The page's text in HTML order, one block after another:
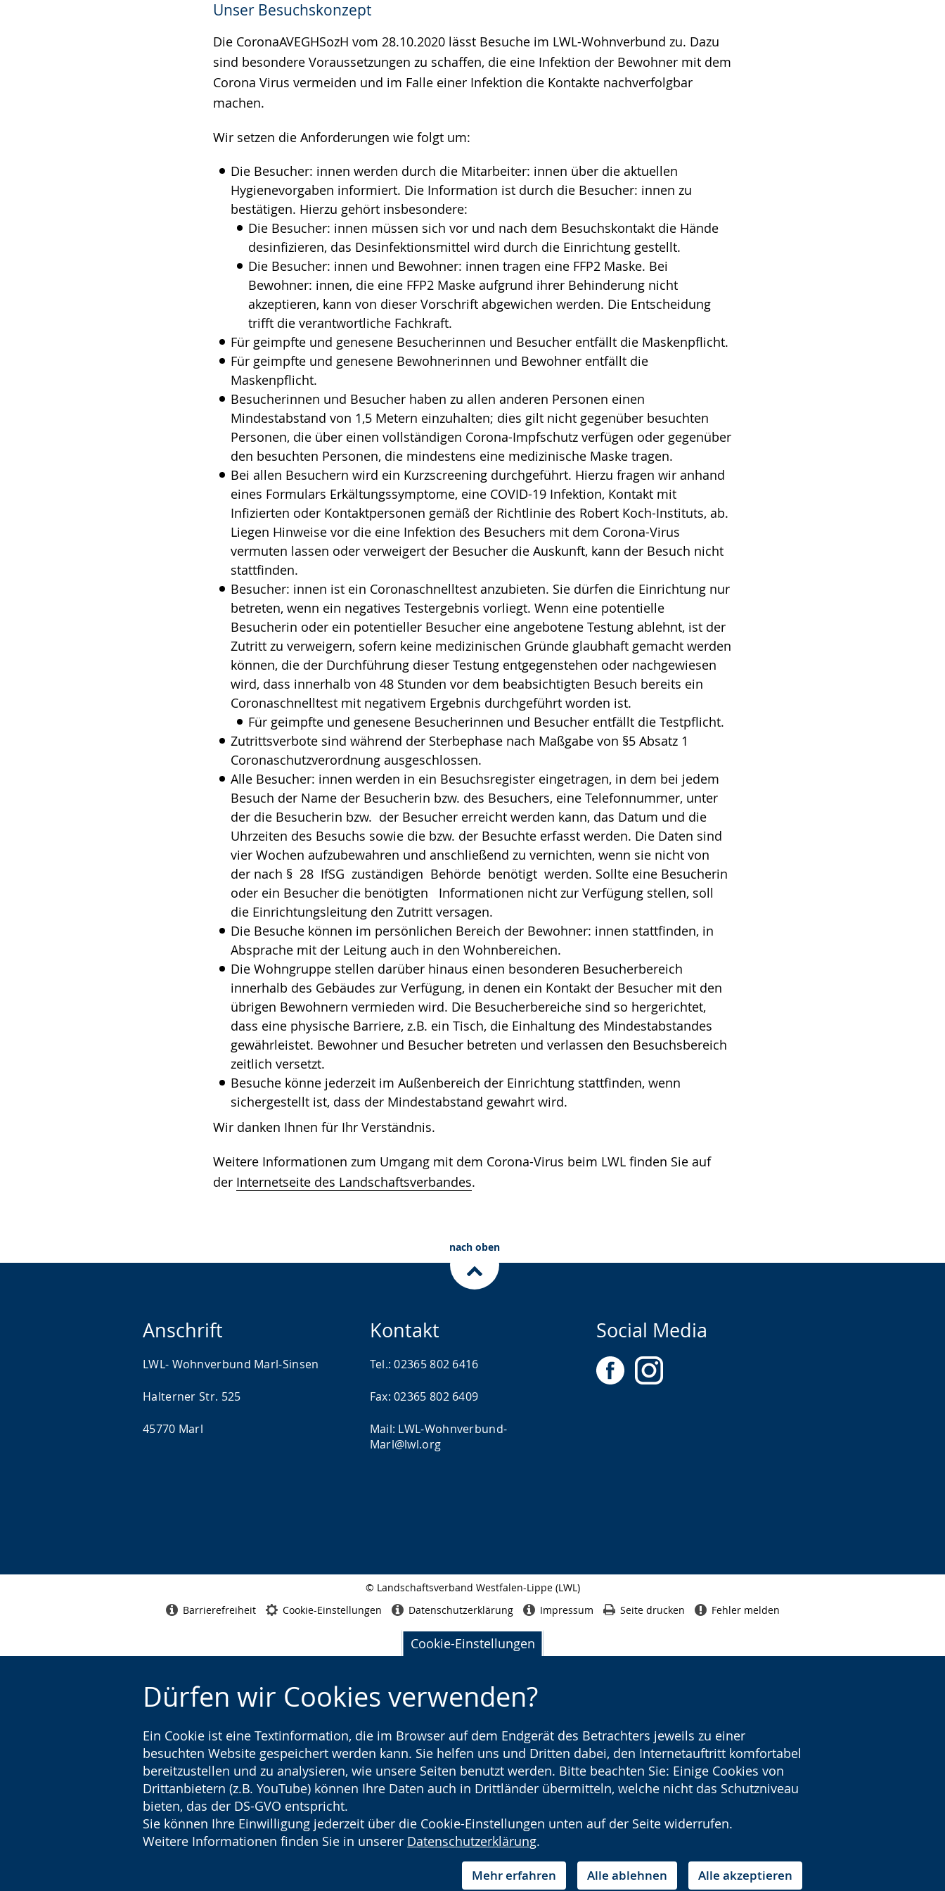
Cookie-Einstellungen
Dürfen wir Cookies verwenden?
Ein Cookie ist eine Textinformation, die im Browser auf dem Endgerät des Betrachters jeweils zu einer
besuchten Website gespeichert werden kann. Sie helfen uns und Dritten dabei, den Internetauftritt komfortabel
bereitzustellen und zu analysieren, wie unsere Seiten benutzt werden. Bitte beachten Sie: Einige Cookies von
Drittanbietern (z.B. YouTube) können Ihre Daten auch in Drittländer übermitteln, welche nicht das Schutzniveau
bieten, das der DS-GVO entspricht.
Sie können Ihre Einwilligung jederzeit über die Cookie-Einstellungen unten auf der Seite widerrufen.
Weitere Informationen finden Sie in unserer Datenschutzerklärung.
Alle akzeptieren
Alle ablehnen
Mehr erfahren
Unser Besuchskonzept
Die CoronaAVEGHSozH vom 28.10.2020 lässt Besuche im LWL-Wohnverbund zu. Dazu
sind besondere Voraussetzungen zu schaffen, die eine Infektion der Bewohner mit dem
Corona Virus vermeiden und im Falle einer Infektion die Kontakte nachverfolgbar
machen.
Wir setzen die Anforderungen wie folgt um:
Die Besucher: innen werden durch die Mitarbeiter: innen über die aktuellen
Hygienevorgaben informiert. Die Information ist durch die Besucher: innen zu
bestätigen. Hierzu gehört insbesondere:
Die Besucher: innen müssen sich vor und nach dem Besuchskontakt die Hände
desinfizieren, das Desinfektionsmittel wird durch die Einrichtung gestellt.
Die Besucher: innen und Bewohner: innen tragen eine FFP2 Maske. Bei
Bewohner: innen, die eine FFP2 Maske aufgrund ihrer Behinderung nicht
akzeptieren, kann von dieser Vorschrift abgewichen werden. Die Entscheidung
trifft die verantwortliche Fachkraft.
Für geimpfte und genesene Besucherinnen und Besucher entfällt die Maskenpflicht.
Für geimpfte und genesene Bewohnerinnen und Bewohner entfällt die
Maskenpflicht.
Besucherinnen und Besucher haben zu allen anderen Personen einen
Mindestabstand von 1,5 Metern einzuhalten; dies gilt nicht gegenüber besuchten
Personen, die über einen vollständigen Corona-Impfschutz verfügen oder gegenüber
den besuchten Personen, die mindestens eine medizinische Maske tragen.
Bei allen Besuchern wird ein Kurzscreening durchgeführt. Hierzu fragen wir anhand
eines Formulars Erkältungssymptome, eine COVID-19 Infektion, Kontakt mit
Infizierten oder Kontaktpersonen gemäß der Richtlinie des Robert Koch-Instituts, ab.
Liegen Hinweise vor die eine Infektion des Besuchers mit dem Corona-Virus
vermuten lassen oder verweigert der Besucher die Auskunft, kann der Besuch nicht
stattfinden.
Besucher: innen ist ein Coronaschnelltest anzubieten. Sie dürfen die Einrichtung nur
betreten, wenn ein negatives Testergebnis vorliegt. Wenn eine potentielle
Besucherin oder ein potentieller Besucher eine angebotene Testung ablehnt, ist der
Zutritt zu verweigern, sofern keine medizinischen Gründe glaubhaft gemacht werden
können, die der Durchführung dieser Testung entgegenstehen oder nachgewiesen
wird, dass innerhalb von 48 Stunden vor dem beabsichtigten Besuch bereits ein
Coronaschnelltest mit negativem Ergebnis durchgeführt worden ist.
Für geimpfte und genesene Besucherinnen und Besucher entfällt die Testpflicht.
Zutrittsverbote sind während der Sterbephase nach Maßgabe von §5 Absatz 1
Coronaschutzverordnung ausgeschlossen.
Alle Besucher: innen werden in ein Besuchsregister eingetragen, in dem bei jedem
Besuch der Name der Besucherin bzw. des Besuchers, eine Telefonnummer, unter
der die Besucherin bzw. der Besucher erreicht werden kann, das Datum und die
Uhrzeiten des Besuchs sowie die bzw. der Besuchte erfasst werden. Die Daten sind
vier Wochen aufzubewahren und anschließend zu vernichten, wenn sie nicht von
der nach § 28 IfSG zuständigen Behörde benötigt werden. Sollte eine Besucherin
oder ein Besucher die benötigten Informationen nicht zur Verfügung stellen, soll
die Einrichtungsleitung den Zutritt versagen.
Die Besuche können im persönlichen Bereich der Bewohner: innen stattfinden, in
Absprache mit der Leitung auch in den Wohnbereichen.
Die Wohngruppe stellen darüber hinaus einen besonderen Besucherbereich
innerhalb des Gebäudes zur Verfügung, in denen ein Kontakt der Besucher mit den
übrigen Bewohnern vermieden wird. Die Besucherbereiche sind so hergerichtet,
dass eine physische Barriere, z.B. ein Tisch, die Einhaltung des Mindestabstandes
gewährleistet. Bewohner und Besucher betreten und verlassen den Besuchsbereich
zeitlich versetzt.
Besuche könne jederzeit im Außenbereich der Einrichtung stattfinden, wenn
sichergestellt ist, dass der Mindestabstand gewahrt wird.
Wir danken Ihnen für Ihr Verständnis.
Weitere Informationen zum Umgang mit dem Corona-Virus beim LWL finden Sie auf
der Internetseite des Landschaftsverbandes.
wechseln.
Deutscher
wird
angezeigt.
nach oben
Anschrift
LWL- Wohnverbund Marl-Sinsen
Halterner Str. 525
45770 Marl
Kontakt
Tel.: 02365 802 6416
Fax: 02365 802 6409
Mail: LWL-Wohnverbund-
Marl@lwl.org
Social Media
© Landschaftsverband Westfalen-Lippe (LWL)
Barrierefreiheit Cookie-Einstellungen Datenschutzerklärung Impressum Seite drucken Fehler melden